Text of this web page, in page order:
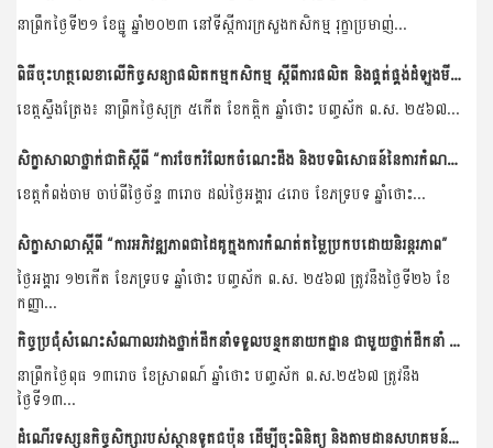
នាព្រឹកថ្ងៃទី២១ ខែធ្នូ ឆ្នាំ២០២៣ នៅទីស្តីការក្រសួងកសិកម្ម រុក្ខាប្រមាញ់...
ពិធីចុះហត្ថលេខាលើកិច្ចសន្យាផលិតកម្មកសិកម្ម ស្តីពីការផលិត និងផ្គត់ផ្គង់ដំឡូងមីស្រស់រវាងសហគមន៍កសិកម្មចំការលើសាមគ្គីអភិវឌ្ឍន៍ និងដេប៉ូ លាង ប៊ុនហ៊ាង
ខេត្តស្ទឹងត្រែង៖ នាព្រឹកថ្ងៃសុក្រ ៥កើត ខែកត្តិក ឆ្នាំថោះ បញ្ចស័ក ព.ស. ២៥៦៧...
សិក្ខាសាលាថ្នាក់ជាតិស្ដីពី “ការចែករំលែកចំណេះដឹង និងបទពិសោធន៍នៃការកំណត់អត្តសញ្ញាណគម្រោងក្នុងតំបន់មេគង្គ”
ខេត្តកំពង់ចាម ចាប់ពីថ្ងៃច័ន្ទ ៣រោច ដល់ថ្ងៃអង្គារ ៤រោច ខែភទ្របទ ឆ្នាំថោះ...
សិក្ខាសាលាស្តីពី “ការអភិវឌ្ឍភាពជាដៃគូក្នុងការកំណត់តម្លៃប្រកបដោយនិរន្តរភាព”
ថ្ងៃអង្គារ ១២កើត ខែភទ្របទ ឆ្នាំថោះ បញ្ចស័ក ព.ស. ២៥៦៧ ត្រូវនឹងថ្ងៃទី២៦ ខែ
កញ្ញា...
កិច្ចប្រជុំសំណេះសំណាលរវាងថ្នាក់ដឹកនាំទទួលបន្ទុកនាយកដ្ឋាន ជាមួយថ្នាក់ដឹកនាំ និងមន្រ្តីរាជការនៃនាយកដ្ឋានកសិ-ឧស្សាហកម្ម
នាព្រឹកថ្ងៃពុធ ១៣រោច ខែស្រាពណ៍ ឆ្នាំថោះ បញ្ចស័ក ព.ស.២៥៦៧ ត្រូវនឹង
ថ្ងៃទី១៣...
ដំណើរទស្សនកិច្ចសិក្សារបស់ស្ថានទូតជប៉ុន ដើម្បីចុះពិនិត្យ និងតាមដានសហគមន៍កសិកម្ម ដែលទទួលបានការគាំទ្រគម្រោងគូសាណូណេ